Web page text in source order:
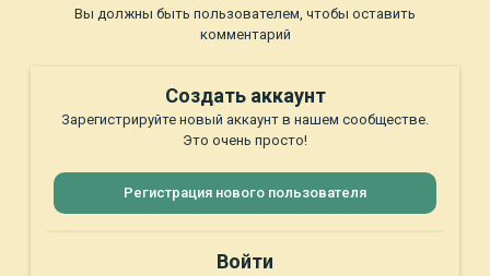
Вы должны быть пользователем, чтобы оставить
комментарий
Создать аккаунт
Зарегистрируйте новый аккаунт в нашем сообществе.
Это очень просто!
Регистрация нового пользователя
Войти